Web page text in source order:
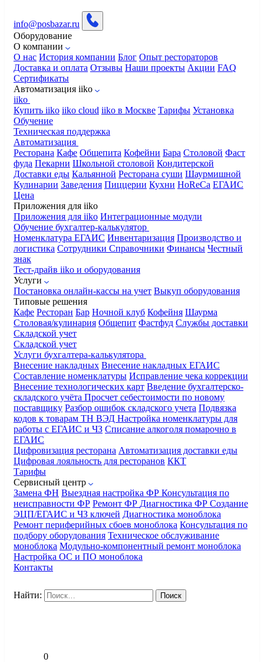
info@posbazar.ru
Оборудование
О компании
О нас История компании Блог Опыт рестораторов
Доставка и оплата Отзывы Наши проекты Акции FAQ
Сертификаты
Автоматизация iiko
iiko
Купить iiko iiko cloud iiko в Москве Тарифы Установка
Обучение
Техническая поддержка
Автоматизация
Ресторана Кафе Общепита Кофейни Бара Столовой Фаст
фуда Пекарни Школьной столовой Кондитерской
Доставки еды Кальянной Ресторана суши Шаурмишной
Кулинарии Заведения Пиццерии Кухни HoReCa ЕГАИС
Цена
Приложения для iiko
Приложения для iiko Интеграционные модули
Обучение бухгалтер-калькулятор
Номенклатура ЕГАИС Инвентаризация Производство и
логистика Сотрудники Справочники Финансы Честный
знак
Тест-драйв iiko и оборудования
Услуги
Постановка онлайн-кассы на учет Выкуп оборудования
Типовые решения
Кафе Ресторан Бар Ночной клуб Кофейня Шаурма
Столовая/кулинария Общепит Фастфуд Службы доставки
Складской учет
Складской учет
Услуги бухгалтера-калькулятора
Внесение накладных Внесение накладных ЕГАИС
Составление номенклатуры Исправление чека коррекции
Внесение технологических карт Введение бухгалтерско-
складского учёта Просчет себестоимости по новому
поставщику Разбор ошибок складского учета Подвязка
кодов к товарам ТН ВЭД Настройка номенклатуры для
работы с ЕГАИС и ЧЗ Списание алкоголя помарочно в
ЕГАИС
Цифровизация ресторана Автоматизация доставки еды
Цифровая лояльность для ресторанов ККТ
Тарифы
Сервисный центр
Замена ФН Выездная настройка ФР Консультация по
неисправности ФР Ремонт ФР Диагностика ФР Создание
ЭЦП/ЕГАИС и ЧЗ ключей Диагностика моноблока
Ремонт периферийных сбоев моноблока Консультация по
подбору оборудования Техническое обслуживание
моноблока Модульно-компонентный ремонт моноблока
Настройка ОС и ПО моноблока
Контакты
Найти:
0